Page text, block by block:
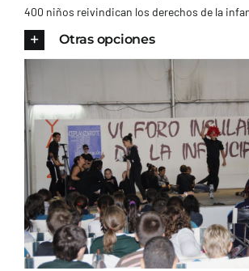
AYUNTAMIENTO
TURISMO
CONTACTO
400 niños reivindican los derechos de la
Otras opciones